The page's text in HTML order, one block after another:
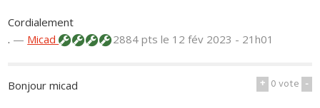
Cordialement
. — Micad 2884 ptsle 12 fév 2023 - 21h01
+ 0vote -
Bonjour micad